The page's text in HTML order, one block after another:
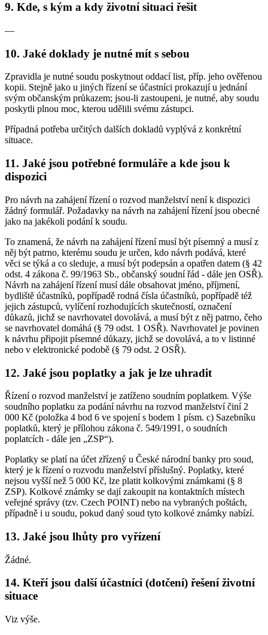
9. Kde, s kým a kdy životní situaci řešit
—
10. Jaké doklady je nutné mít s sebou
Zpravidla je nutné soudu poskytnout oddací list, příp. jeho ověřenou
kopii. Stejně jako u jiných řízení se účastníci prokazují u jednání
svým občanským průkazem; jsou-li zastoupeni, je nutné, aby soudu
poskytli plnou moc, kterou udělili svému zástupci.
Případná potřeba určitých dalších dokladů vyplývá z konkrétní
situace.
11. Jaké jsou potřebné formuláře a kde jsou k
dispozici
Pro návrh na zahájení řízení o rozvod manželství není k dispozici
žádný formulář. Požadavky na návrh na zahájení řízení jsou obecné
jako na jakékoli podání k soudu.
To znamená, že návrh na zahájení řízení musí být písemný a musí z
něj být patrno, kterému soudu je určen, kdo návrh podává, které
věci se týká a co sleduje, a musí být podepsán a opatřen datem (§ 42
odst. 4 zákona č. 99/1963 Sb., občanský soudní řád - dále jen OSŘ).
Návrh na zahájení řízení musí dále obsahovat jméno, příjmení,
bydliště účastníků, popřípadě rodná čísla účastníků, popřípadě též
jejich zástupců, vylíčení rozhodujících skutečností, označení
důkazů, jichž se navrhovatel dovolává, a musí být z něj patrno, čeho
se navrhovatel domáhá (§ 79 odst. 1 OSŘ). Navrhovatel je povinen
k návrhu připojit písemné důkazy, jichž se dovolává, a to v listinné
nebo v elektronické podobě (§ 79 odst. 2 OSŘ).
12. Jaké jsou poplatky a jak je lze uhradit
Řízení o rozvod manželství je zatíženo soudním poplatkem. Výše
soudního poplatku za podání návrhu na rozvod manželství činí 2
000 Kč (položka 4 bod 6 ve spojení s bodem 1 písm. c) Sazebníku
poplatků, který je přílohou zákona č. 549/1991, o soudních
poplatcích - dále jen „ZSP“).
Poplatky se platí na účet zřízený u České národní banky pro soud,
který je k řízení o rozvodu manželství příslušný. Poplatky, které
nejsou vyšší než 5 000 Kč, lze platit kolkovými známkami (§ 8
ZSP). Kolkové známky se dají zakoupit na kontaktních místech
veřejné správy (tzv. Czech POINT) nebo na vybraných poštách,
případně i u soudu, pokud daný soud tyto kolkové známky nabízí.
13. Jaké jsou lhůty pro vyřízení
Žádné.
14. Kteří jsou další účastníci (dotčení) řešení životní
situace
Viz výše.